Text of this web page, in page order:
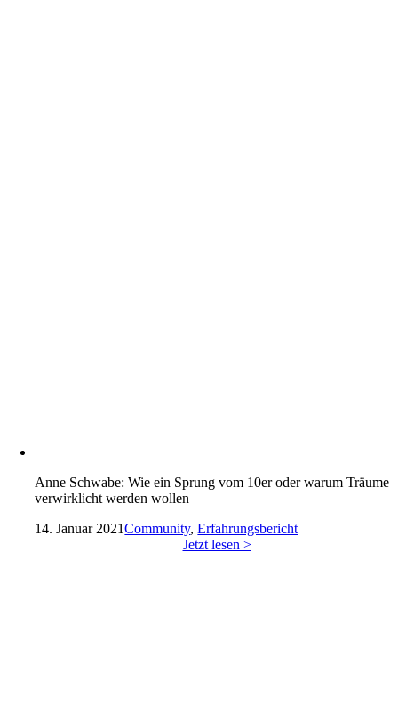
Anne Schwabe: Wie ein Sprung vom 10er oder warum Träume
verwirklicht werden wollen
14. Januar 2021Community,Erfahrungsbericht
Jetzt lesen >